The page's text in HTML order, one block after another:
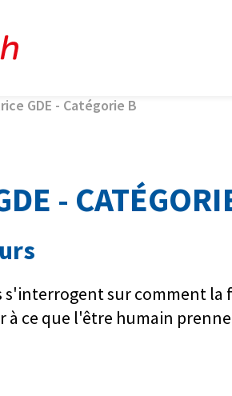
GDE - Catégorie B
-
s'interrogent sur comment la
ce que l'être humain